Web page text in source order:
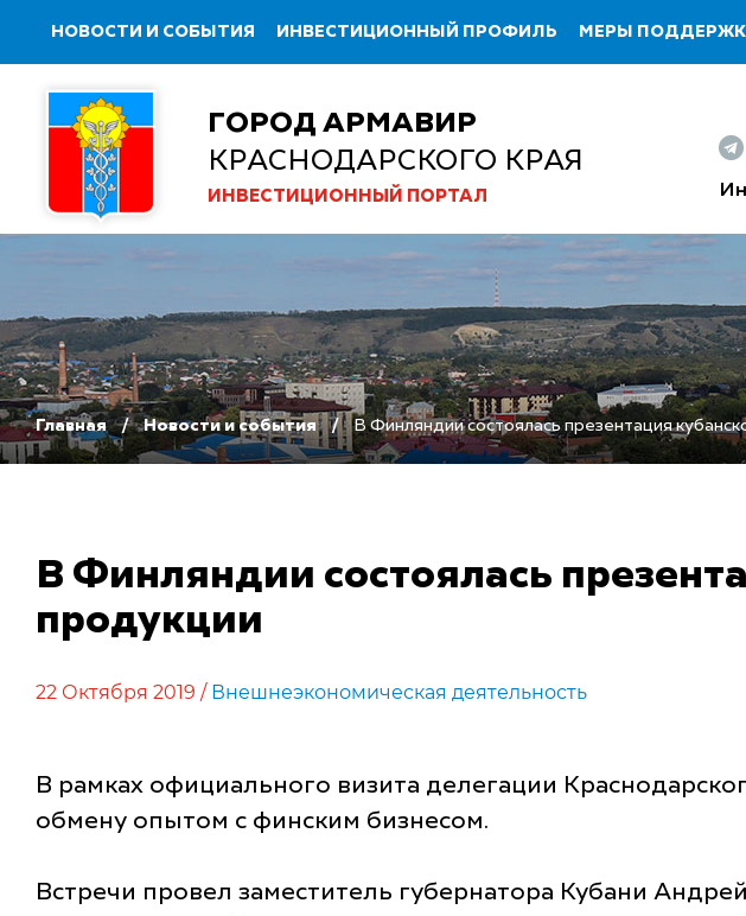
НОВОСТИ И СОБЫТИЯ ИНВЕСТИЦИОННЫЙ ПРОФИЛЬ МЕРЫ
ГОРОД АРМАВИР
КРАСНОДАРСКОГО КРАЯ
ИНВЕСТИЦИОННЫЙ ПОРТАЛ
Главная Новости и события В Финляндии состоялась презентация
В Финляндии состоялась
продукции
22 Октября 2019 / Внешнеэкономическая деятельность
В рамках официального визита делегации
обмену опытом с финским бизнесом.
Встречи провел заместитель губернатора Кубани